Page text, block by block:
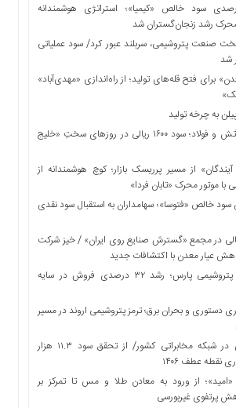
۳۳۰ درصدی سود خالص «کیمیا»؛ استراتژی هوشمندانه
رشد زنجان‌گستران شد
صنعت پتروشیمی، سربلند عبور کرد/ سود عملیاتی
شد
برای فتح قله‌های تولید؛ از راه‌اندازی «مهدی‌آباد»
به چرخه تولید
«مبین» در میان آتش و فولاد؛ سود ۱۶۰۰ ریالی در روزهای سختِ «خلیج
از مسیر پرریسک بازار؛ کوچ هوشمندانه از
موتور محرک «تابان فردا»
درصدی سود خالص «فتوسا»؛ سهامداران به استقبال سود نقدی
سود ۲۰۰ ریالی در مجمع «گسترش صنایع روی ایران» / خیز شرکت
عیار معدن با اکتشافات جدید
جراحی بزرگ در پتروشیمی پارس؛ رشد ۳۲ درصدی فروش در سایه
دستوری و بحران برق؛ ترمز پتروشیمی اروند در مسیر
انقلاب فیبر نوری در شبکه مخابراتی کشور/ از تحقق سود ۱۱.۳ هزار
نقطه عطف ۱۴۰۶
از ورود به معادن طلا و مس تا تمرکز بر
پرتفوی غیربورسی